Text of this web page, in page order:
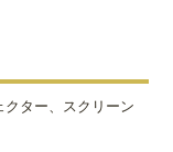
ター、スクリーン